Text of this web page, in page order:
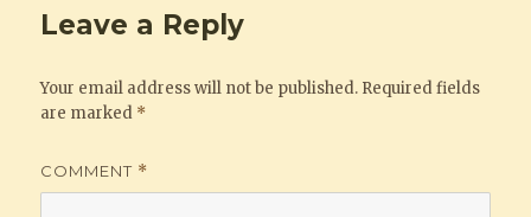
Leave a Reply
Your email address will not be published. Required fields
are marked *
COMMENT *